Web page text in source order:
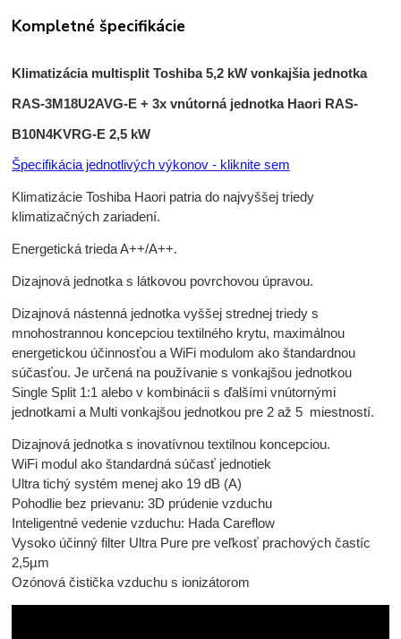
Kompletné špecifikácie
Klimatizácia multisplit Toshiba 5,2 kW vonkajšia jednotka
RAS-3M18U2AVG-E + 3x vnútorná jednotka Haori RAS-
B10N4KVRG-E 2,5 kW
Špecifikácia jednotlivých výkonov - kliknite sem
Klimatizácie Toshiba Haori patria do najvyššej triedy
klimatizačných zariadení.
Energetická trieda A++/A++.
Dizajnová jednotka s látkovou povrchovou úpravou.
Dizajnová nástenná jednotka vyššej strednej triedy s
mnohostrannou koncepciou textilného krytu, maximálnou
energetickou účinnosťou a WiFi modulom ako štandardnou
súčasťou. Je určená na používanie s vonkajšou jednotkou
Single Split 1:1 alebo v kombinácii s ďalšími vnútornými
jednotkami a Multi vonkajšou jednotkou pre 2 až 5 miestností.
Dizajnová jednotka s inovatívnou textilnou koncepciou.
WiFi modul ako štandardná súčasť jednotiek
Ultra tichý systém menej ako 19 dB (A)
Pohodlie bez prievanu: 3D prúdenie vzduchu
Inteligentné vedenie vzduchu: Hada Careflow
Vysoko účinný filter Ultra Pure pre veľkosť prachových častíc
2,5µm
Ozónová čistička vzduchu s ionizátorom